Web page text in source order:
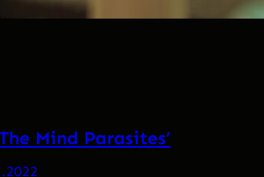
Mind Parasites’